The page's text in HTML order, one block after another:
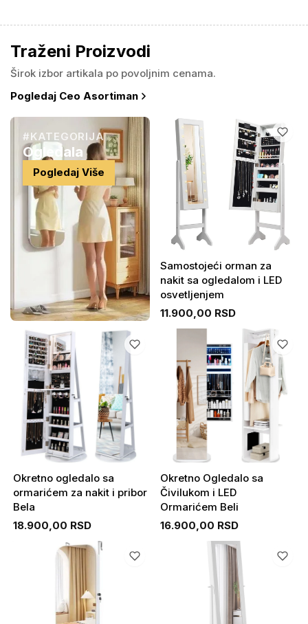
Traženi Proizvodi
Širok izbor artikala po povoljnim cenama.
Pogledaj Ceo Asortiman
#KATEGORIJA
Ogledala
Pogledaj Više
Samostojeći orman za
nakit sa ogledalom i LED
osvetljenjem
11.900,00 RSD
Okretno ogledalo sa
ormarićem za nakit i pribor
Bela
18.900,00 RSD
Okretno Ogledalo sa
Čivilukom i LED
Ormarićem Beli
16.900,00 RSD